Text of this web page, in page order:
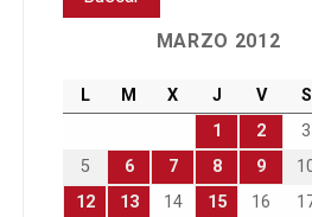
MARZO 2012
L M X J V S
1
2 3
5
6 7 8 9
12
13 14 15 16